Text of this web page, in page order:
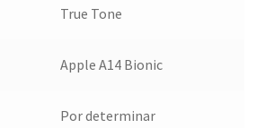
True Tone
Apple A14 Bionic
Por determinar